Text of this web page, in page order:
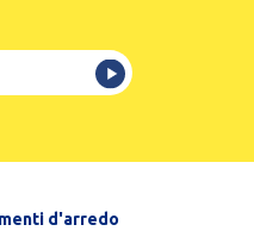
d'arredo